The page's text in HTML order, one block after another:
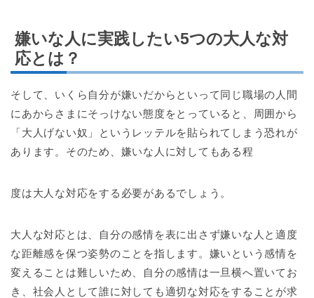
嫌いな人に実践したい5つの大人な対
応とは？
そして、いくら自分が嫌いだからといって同じ職場の人間
にあからさまにそっけない態度をとっていると、周囲から
「大人げない奴」というレッテルを貼られてしまう恐れが
あります。そのため、嫌いな人に対してもある程
度は大人な対応をする必要があるでしょう。
大人な対応とは、自分の感情を表に出さず嫌いな人と適度
な距離感を保つ姿勢のことを指します。嫌いという感情を
変えることは難しいため、自分の感情は一旦横へ置いてお
き、社会人として誰に対しても適切な対応をすることが求